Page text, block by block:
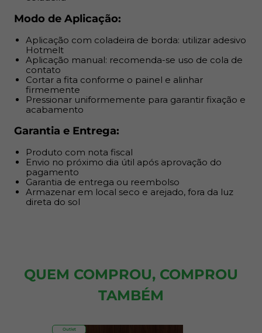
Garantia de entrega ou reembolso
do sol
Modo de Aplicação:
Aplicação com coladeira de borda: utilizar adesivo
Hotmelt
Aplicação manual: recomenda-se uso de cola de
contato
Cortar a fita conforme o painel e alinhar
firmemente
Pressionar uniformemente para garantir fixação e
acabamento
Garantia e Entrega:
Produto com nota fiscal
Envio no próximo dia útil após aprovação do
pagamento
Garantia de entrega ou reembolso
Armazenar em local seco e arejado, fora da luz
direta do sol
QUEM COMPROU, COMPROU
TAMBÉM
Outlet